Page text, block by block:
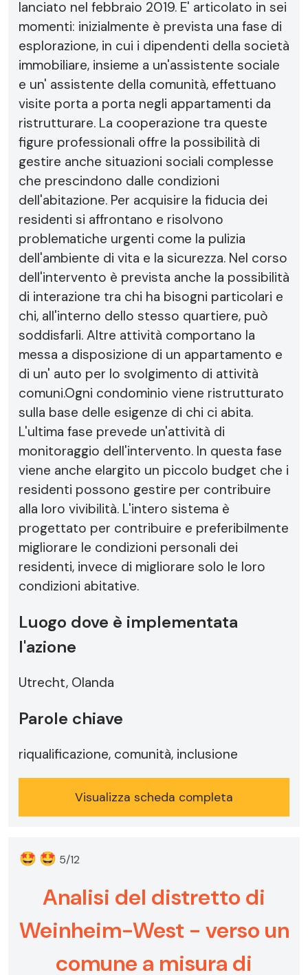
lanciato nel febbraio 2019. E' articolato in sei
momenti: inizialmente è prevista una fase di
esplorazione, in cui i dipendenti della società
immobiliare, insieme a un'assistente sociale
e un' assistente della comunità, effettuano
visite porta a porta negli appartamenti da
ristrutturare. La cooperazione tra queste
figure professionali offre la possibilità di
gestire anche situazioni sociali complesse
che prescindono dalle condizioni
dell'abitazione. Per acquisire la fiducia dei
residenti si affrontano e risolvono
problematiche urgenti come la pulizia
dell'ambiente di vita e la sicurezza. Nel corso
dell'intervento è prevista anche la possibilità
di interazione tra chi ha bisogni particolari e
chi, all'interno dello stesso quartiere, può
soddisfarli. Altre attività comportano la
messa a disposizione di un appartamento e
di un' auto per lo svolgimento di attività
comuni.Ogni condominio viene ristrutturato
sulla base delle esigenze di chi ci abita.
L'ultima fase prevede un'attività di
monitoraggio dell'intervento. In questa fase
viene anche elargito un piccolo budget che i
residenti possono gestire per contribuire
alla loro vivibilità. L'intero sistema è
progettato per contribuire e preferibilmente
migliorare le condizioni personali dei
residenti, invece di migliorare solo le loro
condizioni abitative.
Luogo dove è implementata
l'azione
Utrecht, Olanda
Parole chiave
riqualificazione, comunità, inclusione
Visualizza scheda completa
🤩 🤩 5/12
Analisi del distretto di
Weinheim-West - verso un
comune a misura di